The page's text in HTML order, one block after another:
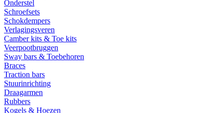
Onderstel
Schroefsets
Schokdempers
Verlagingsveren
Camber kits & Toe kits
Veerpootbruggen
Sway bars & Toebehoren
Braces
Traction bars
Stuurinrichting
Draagarmen
Rubbers
Kogels & Hoezen